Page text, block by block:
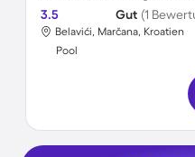
3.5 Gut (1
Belavići, Marčana, Kroatien
Pool